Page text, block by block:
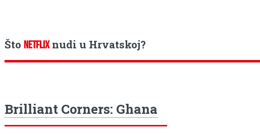
ŠtoNETFLIXnudi u Hrvatskoj?
Brilliant Corners: Ghana
Toggle